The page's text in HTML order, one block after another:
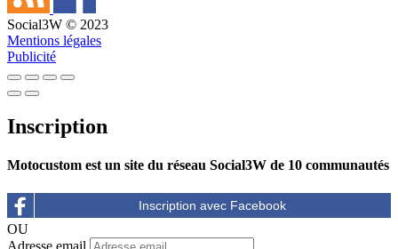
Social3W © 2023
Mentions légales
Publicité
Inscription
Motocustom est un site du réseau Social3W de 10 communautés
OU
Adresse email